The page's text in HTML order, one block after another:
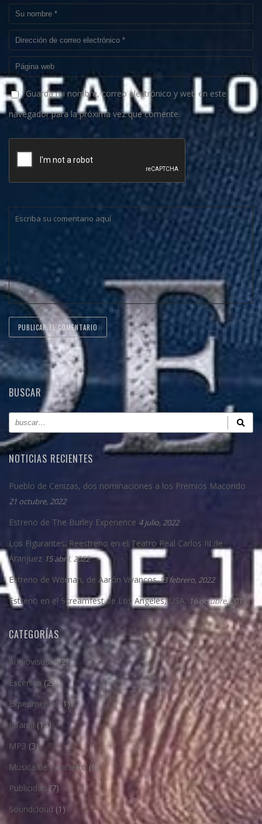
Guarda mi nombre, correo electrónico y web en este
navegador para la próxima vez que comente.
BUSCAR
NOTICIAS RECIENTES
Pueblo de Cenizas, dos nominaciones a los Premios Macondo
21 octubre, 2022
Estreno de The Burley Experience 4 julio, 2022
Los Figurantes. Reestreno en el Teatro Real Carlos III de
Aranjuez 15 abril, 2022
Estreno de Woman, de Aarón Vivancos 13 febrero, 2022
Estreno en el Screamfest de Los Angeles, USA. 16 octubre, 2019
CATEGORÍAS
Audiovisual(52)
Escénica (29)
Experimental(1)
Infantil (12)
MP3 (3)
Música de Concierto (6)
Publicidad (7)
Soundcloud (1)